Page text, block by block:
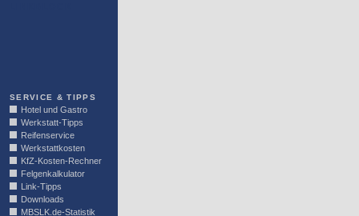
SERVICE & TIPPS
Hotel und Gastro
Werkstatt-Tipps
Reifenservice
Werkstattkosten
KfZ-Kosten-Rechner
Felgenkalkulator
Link-Tipps
Downloads
MBSLK.de-Statistik